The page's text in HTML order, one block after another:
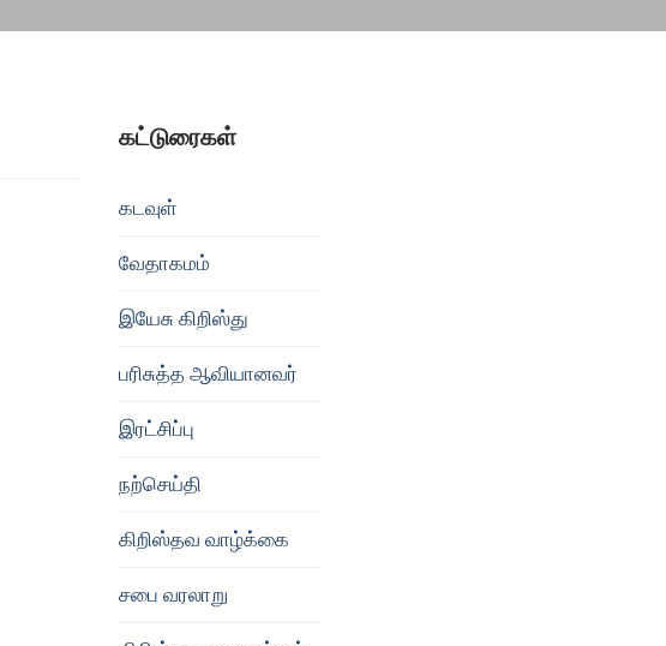
கட்டுரைகள்
கடவுள்
வேதாகமம்
இயேசு கிறிஸ்து
பரிசுத்த ஆவியானவர்
இரட்சிப்பு
நற்செய்தி
கிறிஸ்தவ வாழ்க்கை
சபை வரலாறு